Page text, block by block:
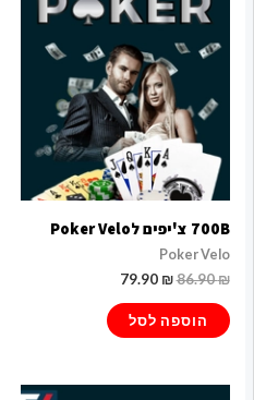
700B צ'יפים לPoker Velo
Poker Velo
86.90₪
79.90 ₪
הוספה לסל